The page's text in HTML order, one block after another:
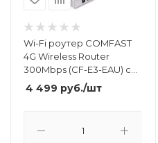
Wi-Fi роутер COMFAST
4G Wireless Router
300Mbps (CF-E3-EAU) со
слотом для SIM-карты
4 499 руб./шт